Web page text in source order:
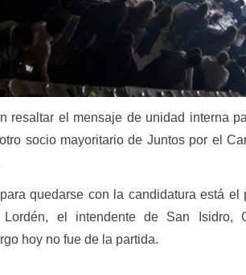
resaltar el mensaje de unidad interna
socio mayoritario de Juntos por el
quedarse con la candidatura está el
el intendente de San Isidro,
hoy no fue de la partida.